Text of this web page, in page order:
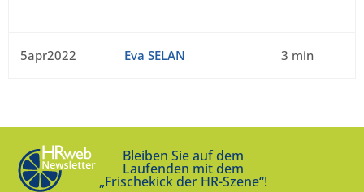
5apr2022 Eva SELAN 3 min
Bleiben Sie auf dem
Laufenden mit dem
„Frischekick der HR-Szene“!